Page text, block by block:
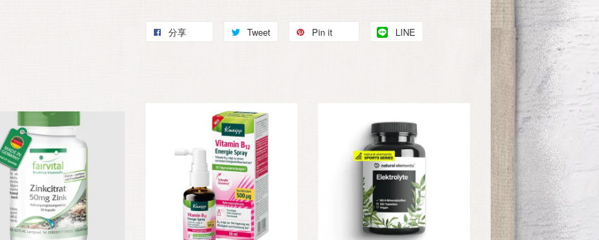
分享 Tweet Pin it LINE